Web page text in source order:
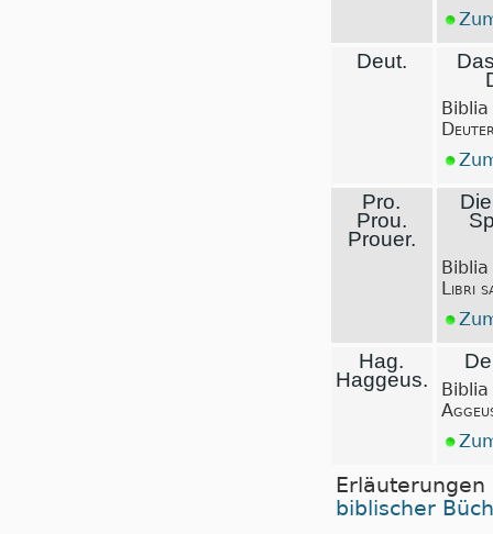
Deut.
Pro.
Prou.
Prouer.
Libri
Hag.
Haggeus.
biblischer